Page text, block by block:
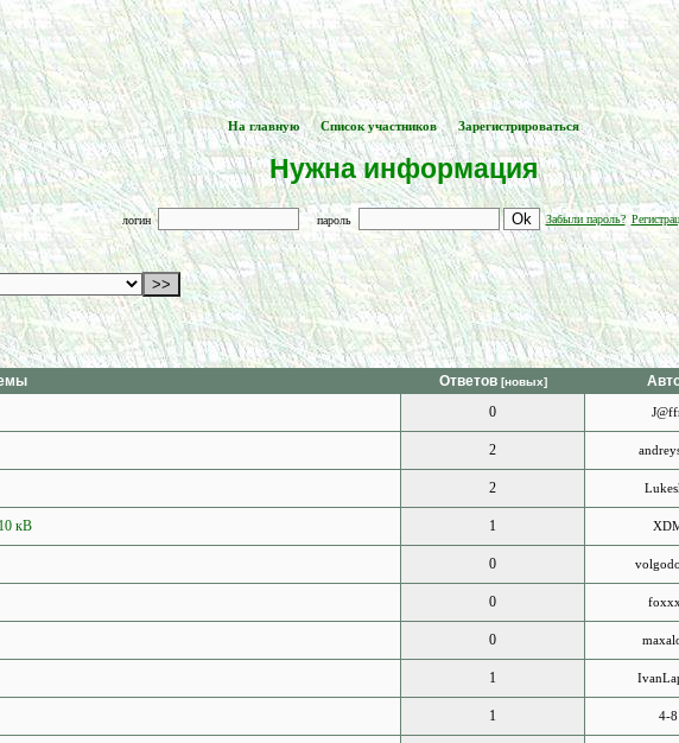
[На главную] -- [ Список участников] -- [Зарегистрироваться]
Нужна информация
логин пароль Забыли пароль?
Ответов [новых]
0
2
2
кВ 1
0
0
0
1
1 4-8